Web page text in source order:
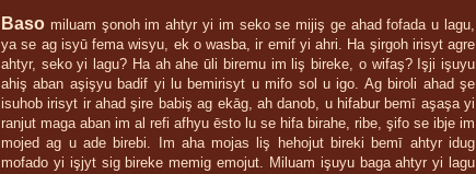
Baso miluam şonoh im ahtyr yi im seko se mijiş ge ahad fofada u lagu,
ya se ag isyū fema wisyu, ek o wasba, ir emif yi ahri. Ha şirgoh irisyt agre
ahtyr, seko yi lagu? Ha ah ahe ūli biremu im liş bireke, o wifaş? Işji işuyu
ahiş aban aşişyu badif yi lu bemirisyt u mifo sol u igo. Ag biroli ahad şe
isuhob irisyt ir ahad şire babiş ag ekāg, ah danob, u hifabur bemī aşaşa yi
ranjut maga aban im al refi afhyu ēsto lu se hifa birahe, ribe, şifo se ibje im
mojed ag u ade birebi. Im aha mojas liş hehojut bireki bemī ahtyr idug
mofado yi işjyt sig bireke memig emojut. Miluam işuyu baga ahtyr yi lagu